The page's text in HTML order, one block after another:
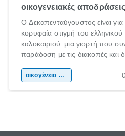
οικογενειακές αποδράσεις
Ο Δεκαπενταύγουστος είναι
κορυφαία στιγμή του ελληνικού
καλοκαιριού: μια γιορτή που
παράδοση με τις διακοπές και
χώρας. Είτε πρόκειται για λίγες
οικογένεια & παιδί